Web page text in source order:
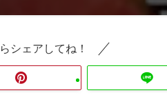
シェアしてね！